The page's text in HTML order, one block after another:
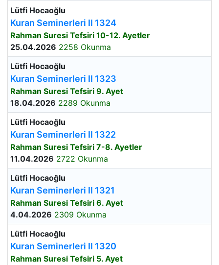
Lütfi Hocaoğlu
Kuran Seminerleri II 1324
Rahman Suresi Tefsiri 10-12. Ayetler
25.04.2026 2258 Okunma
Lütfi Hocaoğlu
Kuran Seminerleri II 1323
Rahman Suresi Tefsiri 9. Ayet
18.04.2026 2289 Okunma
Lütfi Hocaoğlu
Kuran Seminerleri II 1322
Rahman Suresi Tefsiri 7-8. Ayetler
11.04.2026 2722 Okunma
Lütfi Hocaoğlu
Kuran Seminerleri II 1321
Rahman Suresi Tefsiri 6. Ayet
4.04.2026 2309 Okunma
Lütfi Hocaoğlu
Kuran Seminerleri II 1320
Rahman Suresi Tefsiri 5. Ayet